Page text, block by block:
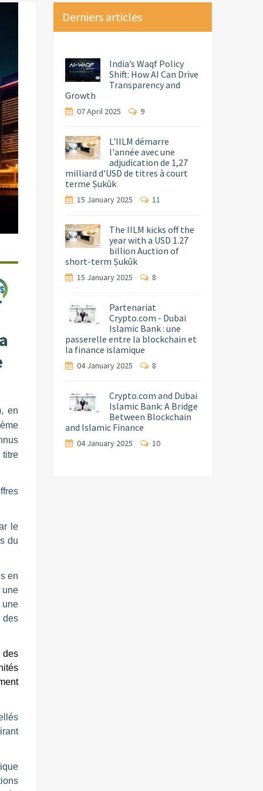
en
titre
le
du
en
une
des
des
Derniers articles
India’s Waqf Policy
Shift: How AI Can Drive
Transparency and
Growth
07 April 2025 9
L'IILM démarre
l'année avec une
adjudication de 1,27
milliard d'USD de titres à court
terme Ṣukūk
15 January 2025 11
The IILM kicks off the
year with a USD 1.27
billion Auction of
short-term Ṣukūk
15 January 2025 8
Partenariat
Crypto.com - Dubai
Islamic Bank : une
passerelle entre la blockchain et
la finance islamique
04 January 2025 8
Crypto.com and Dubai
Islamic Bank: A Bridge
Between Blockchain
and Islamic Finance
04 January 2025 10